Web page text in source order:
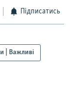
Підписатись
| Важливі